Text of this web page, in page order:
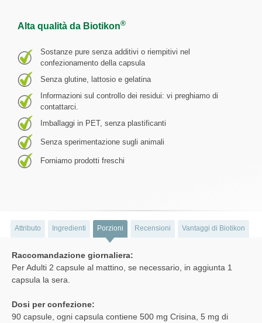
Alta qualità da Biotikon®
Sostanze pure senza additivi o riempitivi nel
confezionamento della capsula
Senza glutine, lattosio e gelatina
Informazioni sul controllo dei residui: vi preghiamo di
contattarci.
Imballaggi in PET, senza plastificanti
Senza sperimentazione sugli animali
Forniamo prodotti freschi
Attributo Ingredienti Porzioni Recensioni Vantaggi di Biotikon
Raccomandazione giornaliera:
Per Adulti 2 capsule al mattino, se necessario, in aggiunta 1
capsula la sera.
Dosi per confezione:
90 capsule, ogni capsula contiene 500 mg Crisina, 5 mg di